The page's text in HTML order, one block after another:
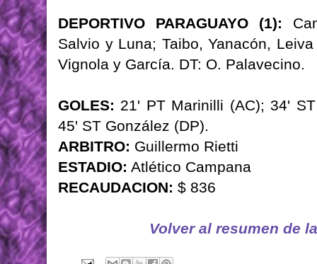
DEPORTIVO PARAGUAYO (1):
Salvio y Luna; Taibo, Yanacón,
Vignola y García. DT: O. Palavecino.
GOLES: 21' PT Marinilli (AC); 34'
45' ST González (DP).
ARBITRO: Guillermo Rietti
ESTADIO: Atlético Campana
RECAUDACION: $ 836
Volver al resumen de